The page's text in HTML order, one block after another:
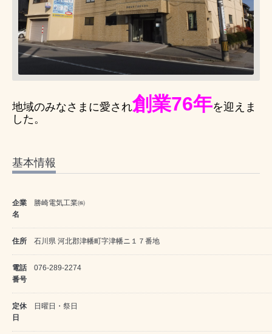
地域のみなさまに愛され創業76年を迎えま
した。
基本情報
企業
名
勝崎電気工業㈱
住所 石川県 河北郡津幡町字津幡ニ１７番地
電話
番号
076-289-2274
定休
日
日曜日・祭日